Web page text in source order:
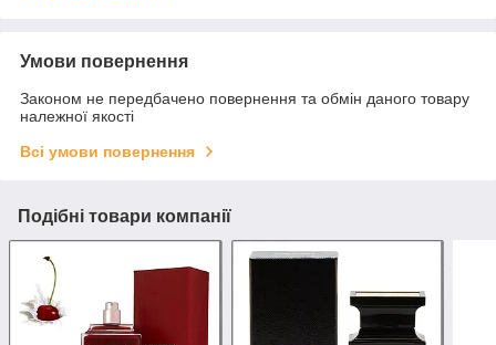
Умови повернення
Законом не передбачено повернення та обмін даного товару
належної якості
Всі умови повернення
Подібні товари компанії